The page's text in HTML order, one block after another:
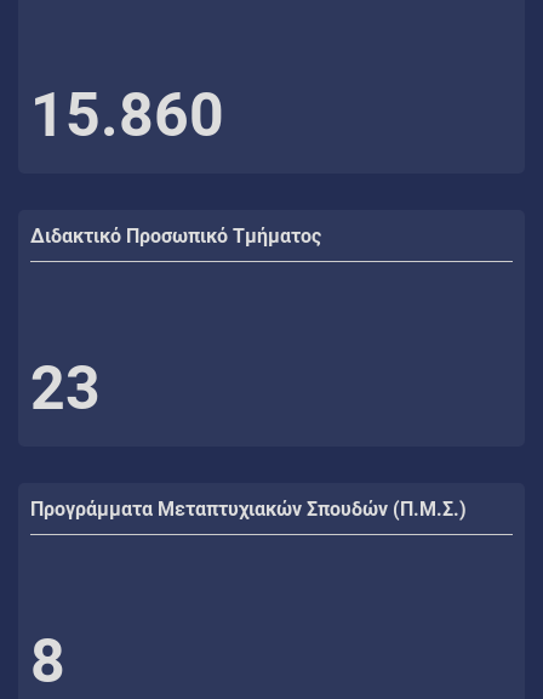
15.860
Διδακτικό Προσωπικό Τμήματος
23
Προγράμματα Μεταπτυχιακών Σπουδών (Π.Μ.Σ.)
8